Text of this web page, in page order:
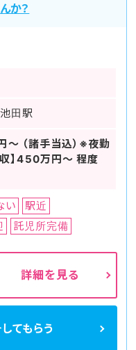
か？
田駅
～ （諸手当込）※夜勤
】450万円～ 程度
い
駅近
託児所完備
詳細を見る
てもらう